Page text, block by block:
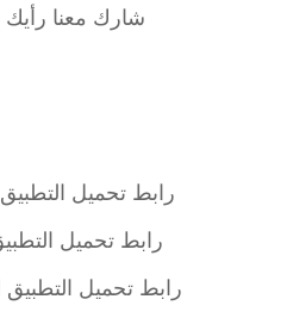
شارك معنا رأيك
رابط تحميل
رابط تحميل
رابط تحميل التطبيق